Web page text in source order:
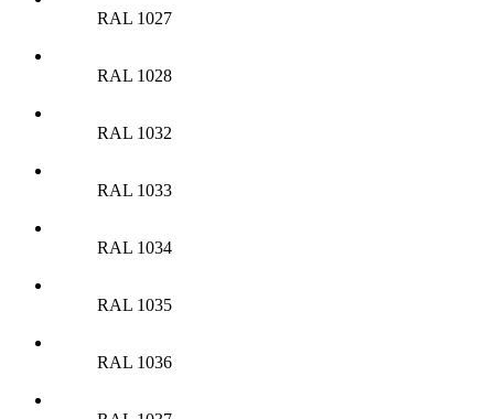
RAL 1027
RAL 1028
RAL 1032
RAL 1033
RAL 1034
RAL 1035
RAL 1036